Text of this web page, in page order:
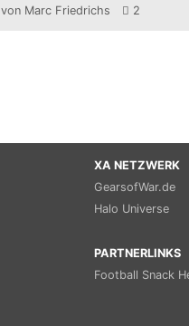
von Marc Friedrichs 2
XA NETZWERK
GearsofWar.de
Halo Universe
PARTNERLINKS
Football Snack